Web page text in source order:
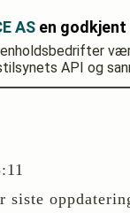
AS en
API og
siste